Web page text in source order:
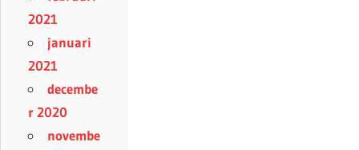
2021
januari
2021
decembe
r 2020
novembe